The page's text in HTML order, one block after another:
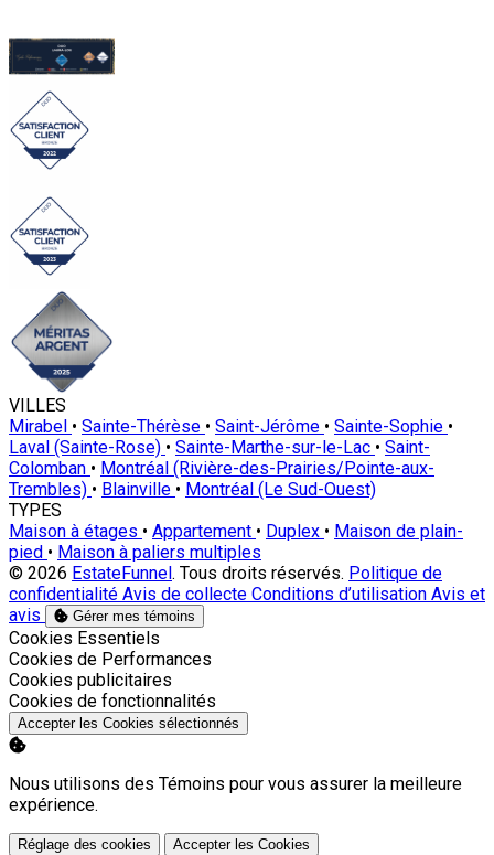
VILLES
Mirabel • Sainte-Thérèse • Saint-Jérôme • Sainte-Sophie •
Laval (Sainte-Rose) • Sainte-Marthe-sur-le-Lac • Saint-
Colomban • Montréal (Rivière-des-Prairies/Pointe-aux-
Trembles) • Blainville • Montréal (Le Sud-Ouest)
TYPES
Maison à étages • Appartement • Duplex • Maison de plain-
pied • Maison à paliers multiples
© 2026 EstateFunnel. Tous droits réservés. Politique de
confidentialité Avis de collecte Conditions d’utilisation Avis et
avis
Gérer mes témoins
Activer
Cookies Essentiels
Activer
Cookies de Performances
Activer
Cookies publicitaires
Activer
Cookies de fonctionnalités
Accepter les Cookies sélectionnés
Nous utilisons des Témoins pour vous assurer la meilleure
expérience.
Réglage des cookies Accepter les Cookies